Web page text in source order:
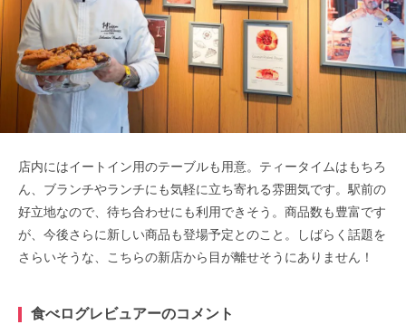
店内にはイートイン用のテーブルも用意。ティータイムはもちろ
ん、ブランチやランチにも気軽に立ち寄れる雰囲気です。駅前の
好立地なので、待ち合わせにも利用できそう。商品数も豊富です
が、今後さらに新しい商品も登場予定とのこと。しばらく話題を
さらいそうな、こちらの新店から目が離せそうにありません！
食べログレビュアーのコメント